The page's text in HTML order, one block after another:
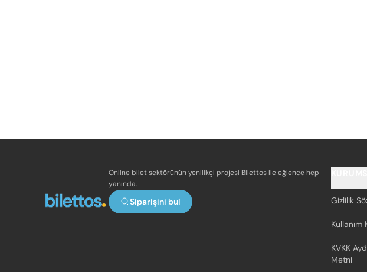
Online bilet sektörünün yenilikçi projesi Bilettos ile eğlence hep
yanında.
Siparişini bul Gizlilik
Kullanım
KVKK
Metni